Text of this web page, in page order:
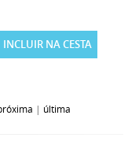
INCLUIR NA CESTA
| última